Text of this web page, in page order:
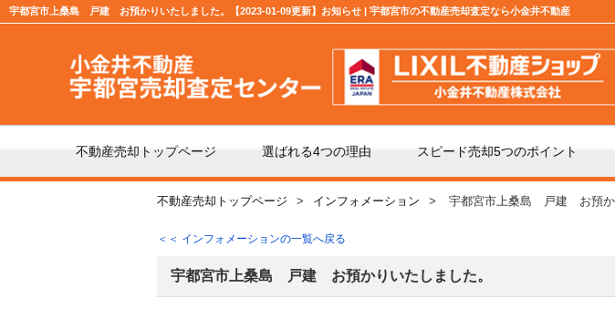
宇都宮市上桑島 戸建 お預かりいたしました。【2023-01-09更新】お知らせ | 宇都宮市の不動産売却査定なら小金井不動産
不動産売却トップページ 選ばれる4つの理由 スピード売却5つのポイント
不動産の売却の流れ 「仲介」と「買取」の違い
よくある質問 仲介手数料について
不動産売却トップページ インフォメーション 宇都宮市上桑島 戸建 お預か
＜＜ インフォメーションの一覧へ戻る
宇都宮市上桑島 戸建 お預かりいたしました。